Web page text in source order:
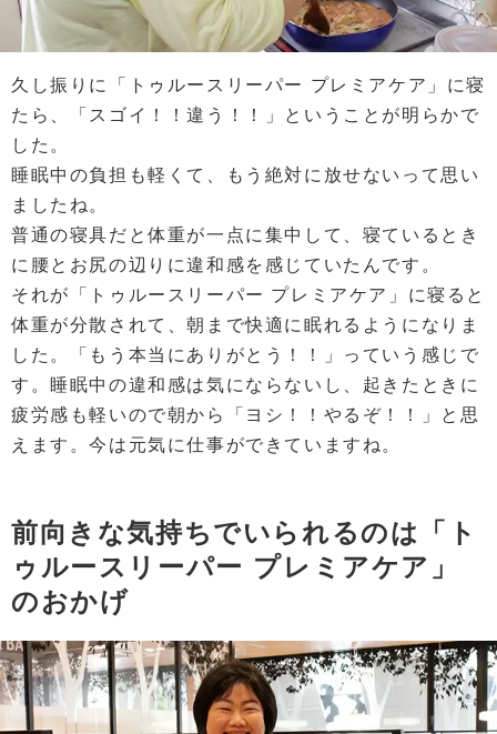
久し振りに「トゥルースリーパー プレミアケア」に寝
たら、「スゴイ！！違う！！」ということが明らかで
した。
睡眠中の負担も軽くて、もう絶対に放せないって思い
ましたね。
普通の寝具だと体重が一点に集中して、寝ているとき
に腰とお尻の辺りに違和感を感じていたんです。
それが「トゥルースリーパー プレミアケア」に寝ると
体重が分散されて、朝まで快適に眠れるようになりま
した。「もう本当にありがとう！！」っていう感じで
す。睡眠中の違和感は気にならないし、起きたときに
疲労感も軽いので朝から「ヨシ！！やるぞ！！」と思
えます。今は元気に仕事ができていますね。
前向きな気持ちでいられるのは「ト
ゥルースリーパー プレミアケア」
のおかげ